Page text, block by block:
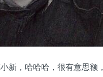
新，哈哈哈，很有意思额